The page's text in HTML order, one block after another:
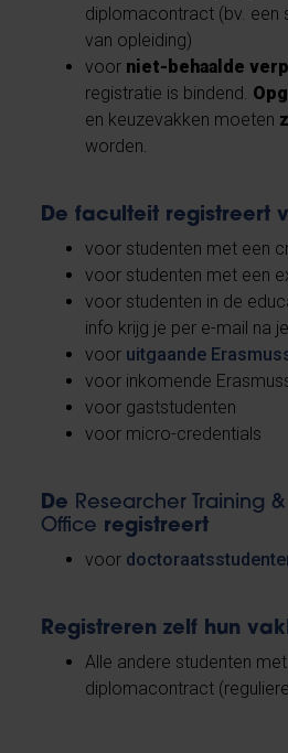
diplomacontract (bv. een
van opleiding)
voor niet-behaalde
registratie is bindend.
en keuzevakken moeten
worden.
De faculteit registreert
voor studenten met een
voor studenten met een
voor studenten in de
info krijg je per e-mail na
voor uitgaande
voor inkomende
voor gaststudenten
voor micro-credentials
De Researcher Training
Office registreert
voor
Registreren zelf hun
Alle andere studenten
diplomacontract